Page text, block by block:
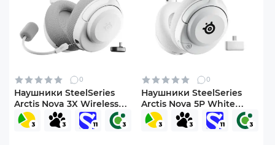
0
Наушники SteelSeries
Arctis Nova 3X Wireless
MultiPlatform/Xbox
White (SS61690)
0
Наушники SteelSeries
Arctis Nova 5P White
(SS61673)